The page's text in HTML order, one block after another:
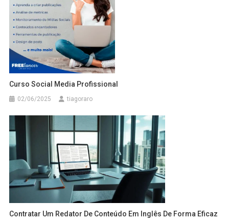
Curso Social Media Profissional
02/06/2025 tiagoraro
Contratar Um Redator De Conteúdo Em Inglês De Forma Eficaz